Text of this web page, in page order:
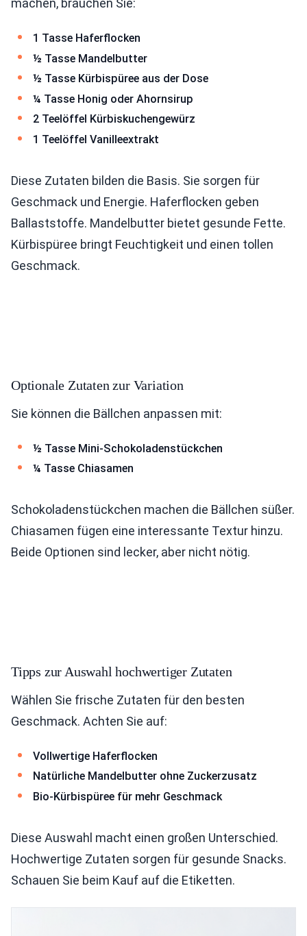
machen, brauchen Sie:
1 Tasse Haferflocken
½ Tasse Mandelbutter
½ Tasse Kürbispüree aus der Dose
¼ Tasse Honig oder Ahornsirup
2 Teelöffel Kürbiskuchengewürz
1 Teelöffel Vanilleextrakt
Diese Zutaten bilden die Basis. Sie sorgen für
Geschmack und Energie. Haferflocken geben
Ballaststoffe. Mandelbutter bietet gesunde Fette.
Kürbispüree bringt Feuchtigkeit und einen tollen
Geschmack.
Optionale Zutaten zur Variation
Sie können die Bällchen anpassen mit:
½ Tasse Mini-Schokoladenstückchen
¼ Tasse Chiasamen
Schokoladenstückchen machen die Bällchen süßer.
Chiasamen fügen eine interessante Textur hinzu.
Beide Optionen sind lecker, aber nicht nötig.
Tipps zur Auswahl hochwertiger Zutaten
Wählen Sie frische Zutaten für den besten
Geschmack. Achten Sie auf:
Vollwertige Haferflocken
Natürliche Mandelbutter ohne Zuckerzusatz
Bio-Kürbispüree für mehr Geschmack
Diese Auswahl macht einen großen Unterschied.
Hochwertige Zutaten sorgen für gesunde Snacks.
Schauen Sie beim Kauf auf die Etiketten.